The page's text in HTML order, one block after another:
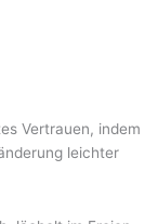
Vertrauen, indem
leichter